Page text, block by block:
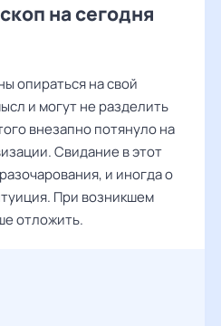
на сегодня
опираться на свой
и могут не разделить
внезапно потянуло на
Свидание в этот
и иногда о
При возникшем
отложить.